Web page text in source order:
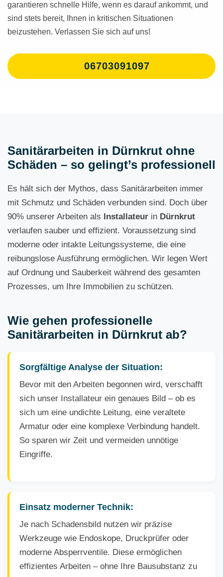
garantieren schnelle Hilfe, wenn es darauf ankommt, und
sind stets bereit, Ihnen in kritischen Situationen
beizustehen. Verlassen Sie sich auf uns!
06703091097
Sanitärarbeiten in Dürnkrut ohne
Schäden – so gelingt’s professionell
Es hält sich der Mythos, dass Sanitärarbeiten immer
mit Schmutz und Schäden verbunden sind. Doch über
90% unserer Arbeiten als Installateur in Dürnkrut
verlaufen sauber und effizient. Voraussetzung sind
moderne oder intakte Leitungssysteme, die eine
reibungslose Ausführung ermöglichen. Wir legen Wert
auf Ordnung und Sauberkeit während des gesamten
Prozesses, um Ihre Immobilien zu schützen.
Wie gehen professionelle
Sanitärarbeiten in Dürnkrut ab?
Sorgfältige Analyse der Situation:
Bevor mit den Arbeiten begonnen wird, verschafft
sich unser Installateur ein genaues Bild – ob es
sich um eine undichte Leitung, eine veraltete
Armatur oder eine komplexe Verbindung handelt.
So sparen wir Zeit und vermeiden unnötige
Eingriffe.
Einsatz moderner Technik:
Je nach Schadensbild nutzen wir präzise
Werkzeuge wie Endoskope, Druckprüfer oder
moderne Absperrventile. Diese ermöglichen
effizientes Arbeiten – ohne Ihre Bausubstanz zu